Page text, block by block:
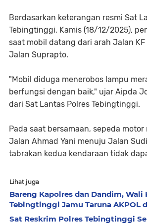
Berdasarkan keterangan resmi Sat
Tebingtinggi, Kamis (18/12/2025),
saat mobil datang dari arah Jalan
Jalan Suprapto.
"Mobil diduga menerobos lampu
berfungsi dengan baik," ujar Aipda
dari Sat Lantas Polres Tebingtinggi.
Pada saat bersamaan, sepeda
Jalan Ahmad Yani menuju Jalan
tabrakan kedua kendaraan tidak
Lihat juga
Bareng Kapolres dan Dandim, Wali
Tebingtinggi Jamu Taruna AKPOL
Sat Reskrim Polres Tebingtinggi